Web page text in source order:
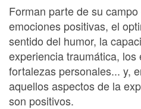
Forman parte de su
emociones positivas, el
sentido del humor, la
experiencia traumática,
fortalezas personales... y,
aquellos aspectos de la
son positivos.